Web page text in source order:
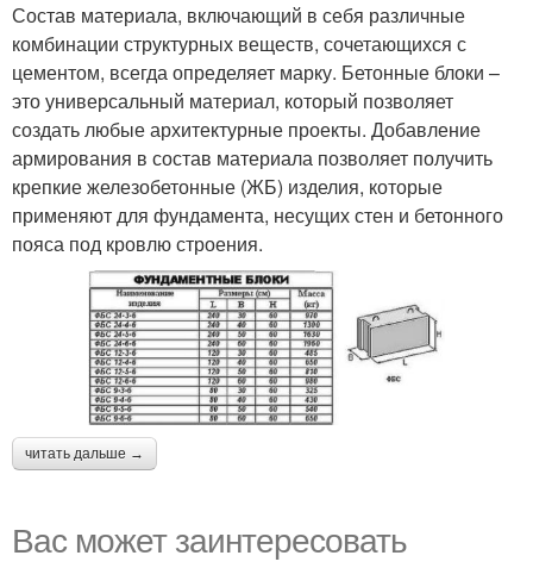
Состав материала, включающий в себя различные
комбинации структурных веществ, сочетающихся с
цементом, всегда определяет марку. Бетонные блоки –
это универсальный материал, который позволяет
создать любые архитектурные проекты. Добавление
армирования в состав материала позволяет получить
крепкие железобетонные (ЖБ) изделия, которые
применяют для фундамента, несущих стен и бетонного
пояса под кровлю строения.
читать дальше →
Вас может заинтересовать